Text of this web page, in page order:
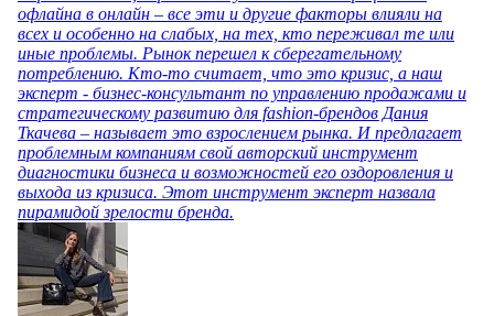
офлайна в онлайн – все эти и другие факторы влияли на
всех и особенно на слабых, на тех, кто переживал те или
иные проблемы. Рынок перешел к сберегательному
потреблению. Кто-то считает, что это кризис, а наш
эксперт - бизнес-консультант по управлению продажами и
стратегическому развитию для fashion-брендов Дания
Ткачева – называет это взрослением рынка. И предлагает
проблемным компаниям свой авторский инструмент
диагностики бизнеса и возможностей его оздоровления и
выхода из кризиса. Этот инструмент эксперт назвала
пирамидой зрелости бренда.